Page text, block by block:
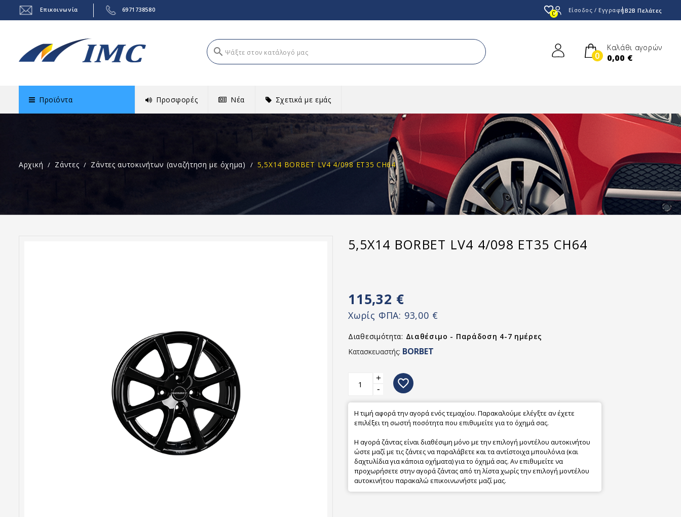
Επικοινωνία 6971738580 favorite_border0 Είσοδος / ΕγγραφήB2B Πελάτες
search 0
Καλάθι αγορών
0,00 €
Προϊόντα Προσφορές Νέα Σχετικά με εμάς
Αρχική Ζάντες Ζάντες αυτοκινήτων (αναζήτηση με όχημα) 5,5X14 BORBET LV4 4/098 ET35 CH64
5,5X14 BORBET LV4 4/098 ET35 CH64
115,32 €
Χωρίς ΦΠΑ: 93,00 €
Διαθεσιμότητα: Διαθέσιμο - Παράδοση 4-7 ημέρες
Κατασκευαστής: BORBET
+
-
favorite_border
Η τιμή αφορά την αγορά ενός τεμαχίου. Παρακαλούμε ελέγξτε αν έχετε
επιλέξει τη σωστή ποσότητα που επιθυμείτε για το όχημά σας.
Η αγορά ζάντας είναι διαθέσιμη μόνο με την επιλογή μοντέλου αυτοκινήτου
ώστε μαζί με τις ζάντες να παραλάβετε και τα αντίστοιχα μπουλόνια (και
δαχτυλίδια για κάποια οχήματα) για το όχημά σας. Αν επιθυμείτε να
προχωρήσετε στην αγορά ζάντας από τη λίστα χωρίς την επιλογή μοντέλου
αυτοκινήτου παρακαλώ επικοινωνήστε μαζί μας.